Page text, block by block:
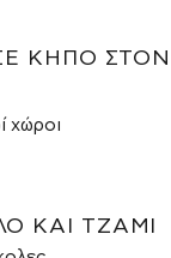
ΚΉΠΟ ΣΤΟΝ
χώροι
ΚΑΙ ΤΖΆΜΙ